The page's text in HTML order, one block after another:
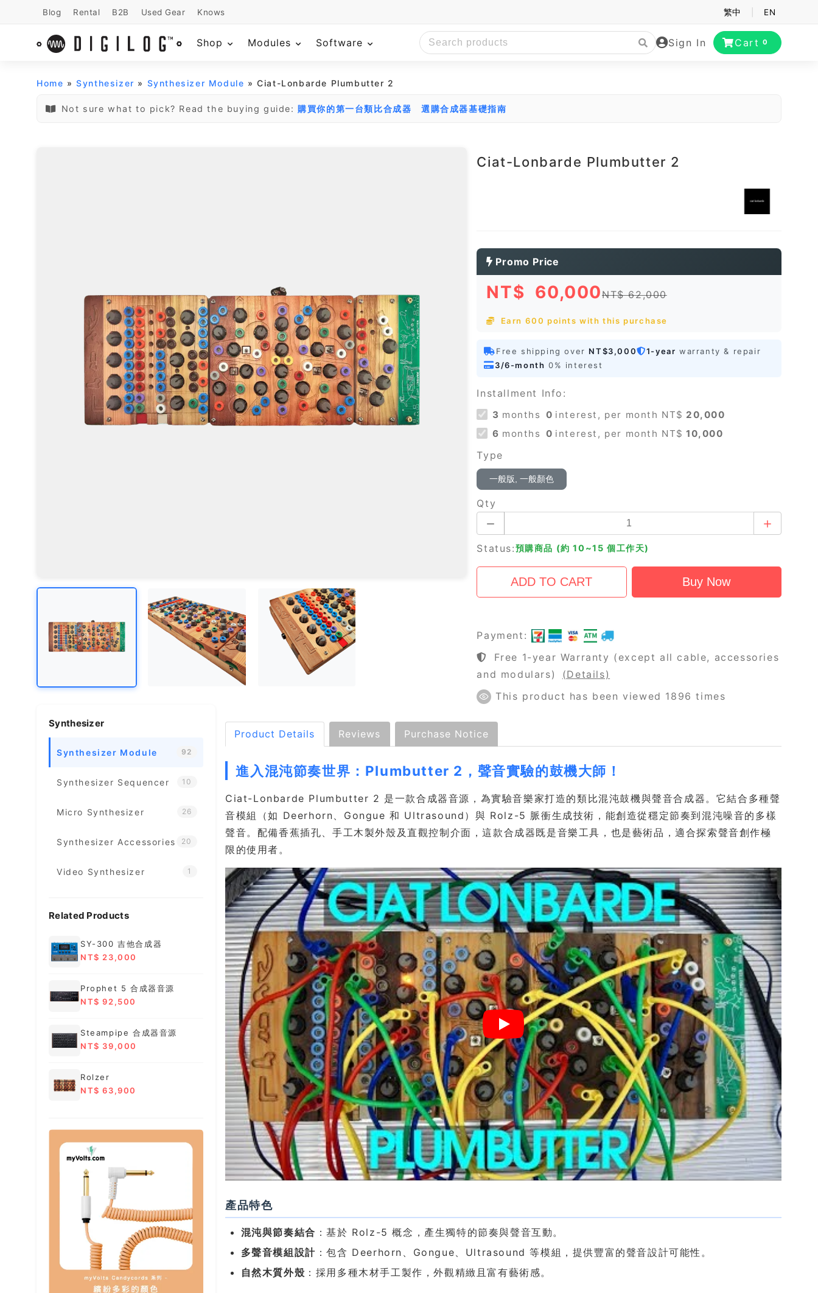
Blog Rental B2B Used Gear Knows 繁中 EN
Shop Modules Software Sign In Cart 0
Home »Synthesizer » Synthesizer Module » Ciat-Lonbarde Plumbutter 2
Not sure what to pick? Read the buying guide: 購買你的第一台類比合成器 選購合成器基礎指南
Ciat-Lonbarde Plumbutter 2
Promo Price
NT$ 60,000NT$ 62,000
Earn 600 points with this purchase
Free shipping over NT$3,000 1-year warranty & repair
3/6-month 0% interest
Installment Info:
3 months 0 interest, per month NT$ 20,000
6 months 0 interest, per month NT$ 10,000
Type
一般版, 一般顏色
Qty
Status:預購商品 (約 10~15 個工作天)
Payment:
Free 1-year Warranty (except all cable, accessories
and modulars)
(Details)
This product has been viewed 1896 times
Synthesizer
Synthesizer Module 92
Synthesizer Sequencer 10
Micro Synthesizer 26
Synthesizer Accessories 20
Video Synthesizer 1
Related Products
SY-300 吉他合成器
NT$ 23,000
Prophet 5 合成器音源
NT$ 92,500
Steampipe 合成器音源
NT$ 39,000
Rolzer
NT$ 63,900
Product Details Reviews Purchase Notice
進入混沌節奏世界：Plumbutter 2，聲音實驗的鼓機大師！
Ciat-Lonbarde Plumbutter 2 是一款合成器音源，為實驗音樂家打造的類比混沌鼓機與聲音合成器。它結合多種聲
音模組（如 Deerhorn、Gongue 和 Ultrasound）與 Rolz-5 脈衝生成技術，能創造從穩定節奏到混沌噪音的多樣
聲音。配備香蕉插孔、手工木製外殼及直觀控制介面，這款合成器既是音樂工具，也是藝術品，適合探索聲音創作極
限的使用者。
產品特色
混沌與節奏結合 ：基於 Rolz-5 概念，產生獨特的節奏與聲音互動。
多聲音模組設計 ：包含 Deerhorn、Gongue、Ultrasound 等模組，提供豐富的聲音設計可能性。
自然木質外殼 ：採用多種木材手工製作，外觀精緻且富有藝術感。